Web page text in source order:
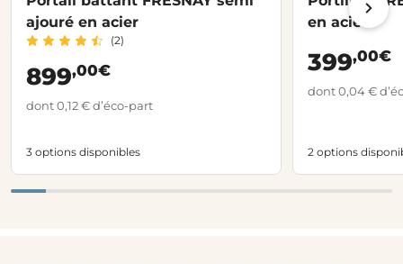
ajouré en acier
(2)
899,00€
dont 0,12 € d’éco-part
3 options disponibles
en acier
399,00€
dont 0,04 €
2 options